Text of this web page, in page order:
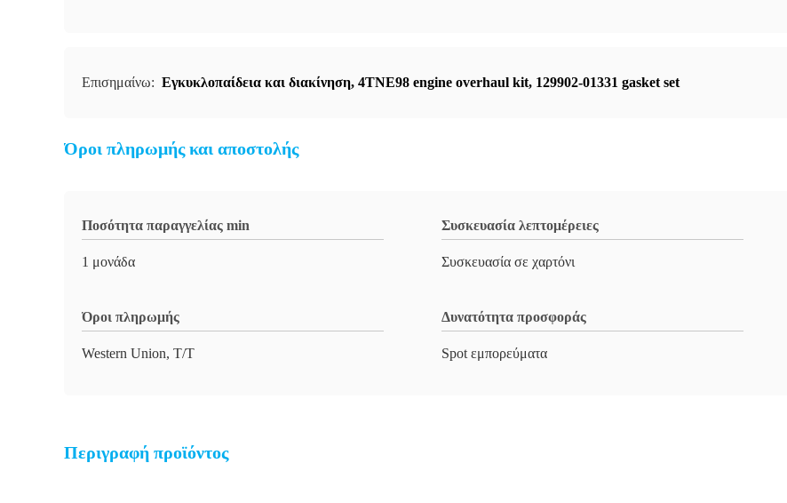
Επισημαίνω: Εγκυκλοπαίδεια και διακίνηση, 4TNE98 engine overhaul kit, 129902-01331 gasket set
Όροι πληρωμής και αποστολής
Ποσότητα παραγγελίας min
1 μονάδα
Συσκευασία λεπτομέρειες
Συσκευασία σε χαρτόνι
Όροι πληρωμής
Western Union, T/T
Δυνατότητα προσφοράς
Spot εμπορεύματα
Περιγραφή προϊόντος